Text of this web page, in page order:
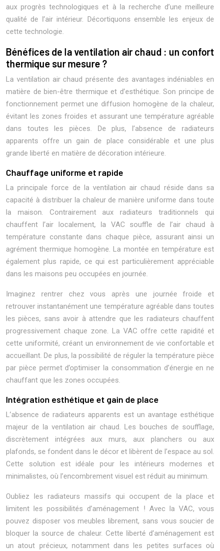
aux progrès technologiques et à la recherche d’une meilleure
qualité de l’air intérieur. Décortiquons ensemble les enjeux de
cette technologie.
Bénéfices de la ventilation air chaud : un confort
thermique sur mesure ?
La ventilation air chaud présente des avantages indéniables en
matière de bien-être thermique et d’esthétique. Son principe de
fonctionnement permet une diffusion homogène de la chaleur,
évitant les zones froides et assurant une température agréable
dans toutes les pièces. De plus, l’absence de radiateurs
apparents offre un gain de place considérable et une plus
grande liberté en matière de décoration intérieure.
Chauffage uniforme et rapide
La principale force de la ventilation air chaud réside dans sa
capacité à distribuer la chaleur de manière uniforme dans toute
la maison. Contrairement aux radiateurs traditionnels qui
chauffent l’air localement, la VAC souffle de l’air chaud à
température constante dans chaque pièce, assurant ainsi un
agrément thermique homogène. La montée en température est
également plus rapide, ce qui est particulièrement appréciable
dans les maisons peu occupées en journée.
Imaginez rentrer chez vous après une journée froide et
retrouver instantanément une température agréable dans toutes
les pièces, sans avoir à attendre que les radiateurs chauffent
progressivement chaque zone. La VAC offre cette rapidité et
cette uniformité, créant un environnement de vie confortable et
accueillant. De plus, la possibilité de réguler la température pièce
par pièce permet d’optimiser la consommation d’énergie en ne
chauffant que les zones occupées.
Intégration esthétique et gain de place
L’absence de radiateurs apparents est un avantage esthétique
majeur de la ventilation air chaud. Les bouches de soufflage,
discrètement intégrées aux murs, aux planchers ou aux
plafonds, se fondent dans le décor et libèrent de l’espace au sol.
Cette solution est idéale pour les intérieurs modernes et
minimalistes, où l’encombrement visuel est réduit au minimum.
Oubliez les radiateurs massifs qui occupent de la place et
limitent les possibilités d’aménagement ! Avec la VAC, vous
pouvez disposer vos meubles librement, sans vous soucier de
bloquer la source de chaleur. Cette liberté d’aménagement est
un atout précieux, notamment dans les petites surfaces où